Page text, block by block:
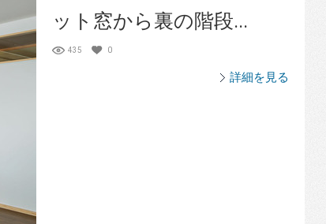
ット窓から裏の階段...
435 0
詳細を見る